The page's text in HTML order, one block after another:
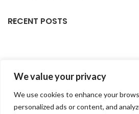
We value your privacy
We use cookies to enhance your
personalized ads or content, and
RECENT POSTS
PRODUCT CATEGORIES